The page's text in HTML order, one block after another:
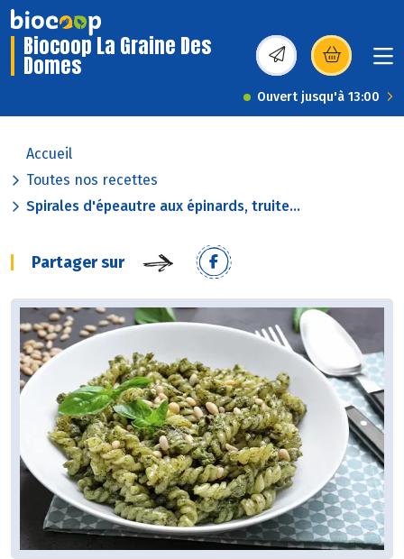
Biocoop La Graine Des
Domes (s’ouvre dans une
Ouvert jusqu'à 13:00
Accueil
Toutes nos recettes
Spirales d'épeautre aux épinards, truite...
Partager sur